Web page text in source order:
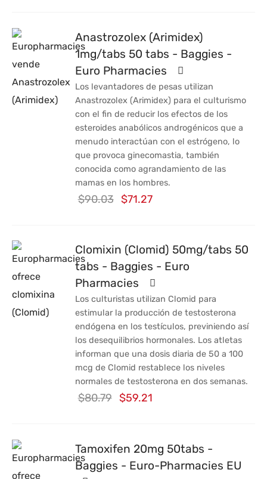
era:
$64.64.
es:
$53.73.
Anastrozolex (Arimidex)
1mg/tabs 50 tabs - Baggies -
Euro Pharmacies
Los levantadores de pesas utilizan
Anastrozolex (Arimidex) para el culturismo
con el fin de reducir los efectos de los
esteroides anabólicos androgénicos que a
menudo interactúan con el estrógeno, lo
que provoca ginecomastia, también
conocida como agrandamiento de las
mamas en los hombres.
$90.03 El
era:
$90.03.
$71.27
es:
$71.27.
Clomixin (Clomid) 50mg/tabs 50
tabs - Baggies - Euro
Pharmacies
Los culturistas utilizan Clomid para
estimular la producción de testosterona
endógena en los testículos, previniendo así
los desequilibrios hormonales. Los atletas
informan que una dosis diaria de 50 a 100
mcg de Clomid restablece los niveles
normales de testosterona en dos semanas.
$80.79 El
era:
$59.21
es:
Tamoxifen 20mg 50tabs -
Baggies - Euro-Pharmacies EU